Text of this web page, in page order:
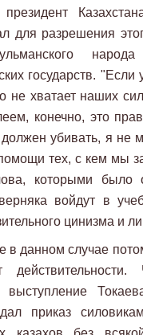
президент
для разрешения
государств. "Если
не хватает наших
конечно, это
убивать, я не
тех, с кем мы
которыми было
войдут в
цинизма и
в данном случае
выступление
приказ